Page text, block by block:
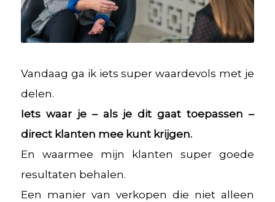
Vandaag ga ik iets super waardevols met je
delen.
Iets waar je – als je dit gaat toepassen –
direct klanten mee kunt krijgen.
En waarmee mijn klanten super goede
resultaten behalen.
Een manier van verkopen die niet alleen